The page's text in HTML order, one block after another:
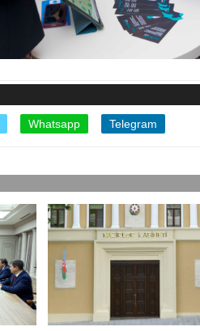
Whatsapp Telegram